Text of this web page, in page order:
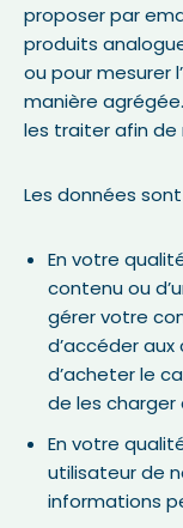
proposer par
produits
ou pour mesurer
manière
les traiter afin de
Les données
En votre
contenu ou
gérer votre
d’accéder
d’acheter le
de les charger
En votre
utilisateur de
informations